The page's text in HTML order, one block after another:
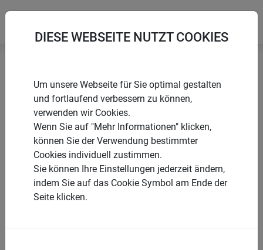
Startseite
Folien & Vliese aus Naturmaterialien
Schafwoll-Schneckenbremse
PRODUKTE
SCHAFWOLL-
SCHNECKENBREMSE
DIESE WEBSEITE NUTZT COOKIES
Um unsere Webseite für Sie optimal gestalten
und fortlaufend verbessern zu können,
verwenden wir Cookies.
Wenn Sie auf "Mehr Informationen" klicken,
können Sie der Verwendung bestimmter
Cookies individuell zustimmen.
Sie können Ihre Einstellungen jederzeit ändern,
indem Sie auf das Cookie Symbol am Ende der
Seite klicken.